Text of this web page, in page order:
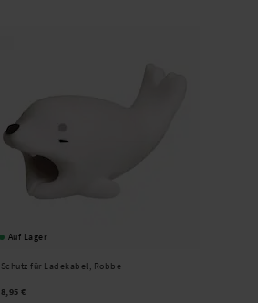
Auf Lager
Schutz für Ladekabel, Robbe
8,95 €